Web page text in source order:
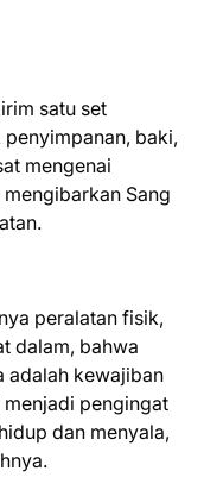
satu set
baki,
mengenai
Sang
peralatan fisik,
dalam, bahwa
adalah kewajiban
pengingat
dan menyala,